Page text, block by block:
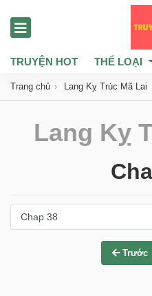
TRUYỆN HOT THỂ LOẠI
Trang chủ Lang Kỵ Trúc Mã Lai
Lang Kỵ
Trước